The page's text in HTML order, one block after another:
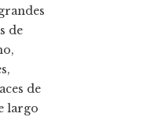
de
de
largo